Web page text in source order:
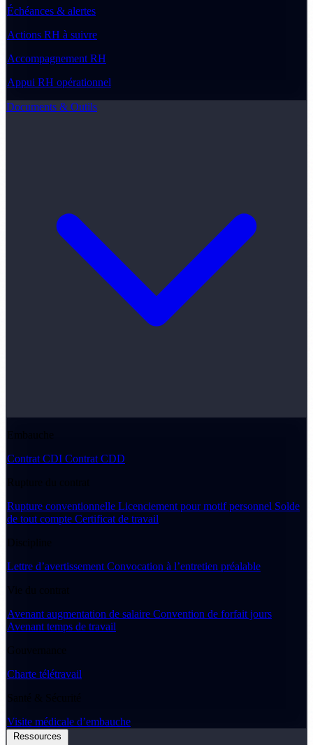
Échéances & alertes
Actions RH à suivre
Accompagnement RH
Appui RH opérationnel
Documents & Outils
Embauche
Contrat CDI Contrat CDD
Rupture du contrat
Rupture conventionnelle Licenciement pour motif personnel Solde
de tout compte Certificat de travail
Discipline
Lettre d’avertissement Convocation à l’entretien préalable
Vie du contrat
Avenant augmentation de salaire Convention de forfait jours
Avenant temps de travail
Gouvernance
Charte télétravail
Santé & Sécurité
Visite médicale d’embauche